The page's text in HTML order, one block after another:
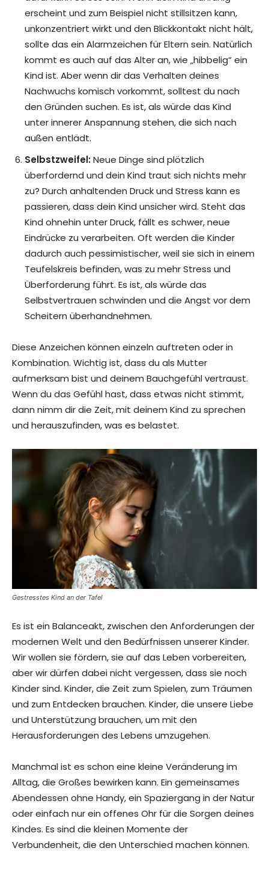
erscheint und zum Beispiel nicht stillsitzen kann,
unkonzentriert wirkt und den Blickkontakt nicht hält,
sollte das ein Alarmzeichen für Eltern sein. Natürlich
kommt es auch auf das Alter an, wie „hibbelig“ ein
Kind ist. Aber wenn dir das Verhalten deines
Nachwuchs komisch vorkommt, solltest du nach
den Gründen suchen. Es ist, als würde das Kind
unter innerer Anspannung stehen, die sich nach
außen entlädt.
Selbstzweifel:Neue Dinge sind plötzlich
überfordernd und dein Kind traut sich nichts mehr
zu? Durch anhaltenden Druck und Stress kann es
passieren, dass dein Kind unsicher wird. Steht das
Kind ohnehin unter Druck, fällt es schwer, neue
Eindrücke zu verarbeiten. Oft werden die Kinder
dadurch auch pessimistischer, weil sie sich in einem
Teufelskreis befinden, was zu mehr Stress und
Überforderung führt. Es ist, als würde das
Selbstvertrauen schwinden und die Angst vor dem
Scheitern überhandnehmen.
Diese Anzeichen können einzeln auftreten oder in
Kombination. Wichtig ist, dass du als Mutter
aufmerksam bist und deinem Bauchgefühl vertraust.
Wenn du das Gefühl hast, dass etwas nicht stimmt,
dann nimm dir die Zeit, mit deinem Kind zu sprechen
und herauszufinden, was es belastet.
Gestresstes Kind an der Tafel
Es ist ein Balanceakt, zwischen den Anforderungen der
modernen Welt und den Bedürfnissen unserer Kinder.
Wir wollen sie fördern, sie auf das Leben vorbereiten,
aber wir dürfen dabei nicht vergessen, dass sie noch
Kinder sind. Kinder, die Zeit zum Spielen, zum Träumen
und zum Entdecken brauchen. Kinder, die unsere Liebe
und Unterstützung brauchen, um mit den
Herausforderungen des Lebens umzugehen.
Manchmal ist es schon eine kleine Veränderung im
Alltag, die Großes bewirken kann. Ein gemeinsames
Abendessen ohne Handy, ein Spaziergang in der Natur
oder einfach nur ein offenes Ohr für die Sorgen deines
Kindes. Es sind die kleinen Momente der
Verbundenheit, die den Unterschied machen können.